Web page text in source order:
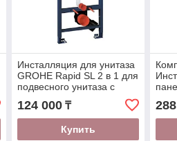
Инсталляция для унитаза
GROHE Rapid SL 2 в 1 для
подвесного унитаза с
принадлежностями для
монтажа перед стеной
38536001
124 000₸
Купить